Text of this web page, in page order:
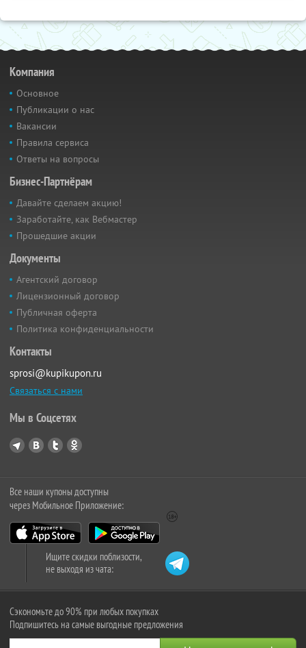
Компания
Основное
Публикации о нас
Вакансии
Правила сервиса
Ответы на вопросы
Бизнес-Партнёрам
Давайте сделаем акцию!
Заработайте, как Вебмастер
Прошедшие акции
Документы
Агентский договор
Лицензионный договор
Публичная оферта
Политика конфиденциальности
Контакты
sprosi@kupikupon.ru
Связаться с нами
Мы в Соцсетях
Все наши купоны доступны
через Мобильное Приложение:
Ищите скидки поблизости,
не выходя из чата:
Сэкономьте до 90% при любых покупках
Подпишитесь на самые выгодные предложения